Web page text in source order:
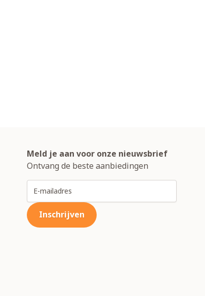
Meld je aan voor onze nieuwsbrief
Ontvang de beste aanbiedingen
E-mailadres
Inschrijven